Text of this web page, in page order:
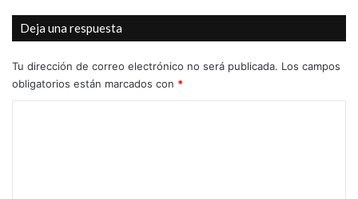
Deja una respuesta
Tu dirección de correo electrónico no será publicada. Los campos
obligatorios están marcados con *